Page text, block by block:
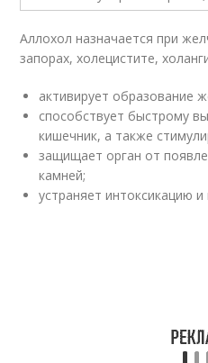
Аллохол назначается при
запорах, холецистите,
активирует образование
способствует быстрому
кишечник, а также
защищает орган от
камней;
устраняет интоксикацию